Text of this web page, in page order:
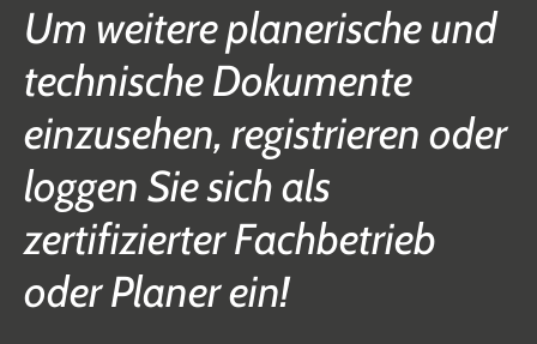
Um weitere planerische und
technische Dokumente
einzusehen, registrieren oder
loggen Sie sich als
zertifizierter Fachbetrieb
oder Planer ein!